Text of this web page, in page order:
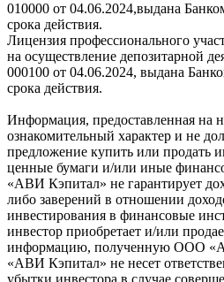
010000 от 04.06.2024,выдана
срока действия.
Лицензия профессионального
на осуществление депозитарной
000100 от 04.06.2024, выдана
срока действия.
Информация, предоставленная на
ознакомительный характер и не
предложение купить или продать
ценные бумаги и/или иные
«АВИ Кэпитал» не гарантирует
либо заверений в отношении
инвестирования в финансовые
инвестор приобретает и/или
информацию, полученную ООО
«АВИ Кэпитал» не несет
убытки инвестора в случае